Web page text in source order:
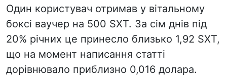
Один користувач отримав у вітальному
боксі ваучер на 500 SXT. За сім днів під
20% річних це принесло близько 1,92 SXT,
що на момент написання статті
дорівнювало приблизно 0,016 долара.